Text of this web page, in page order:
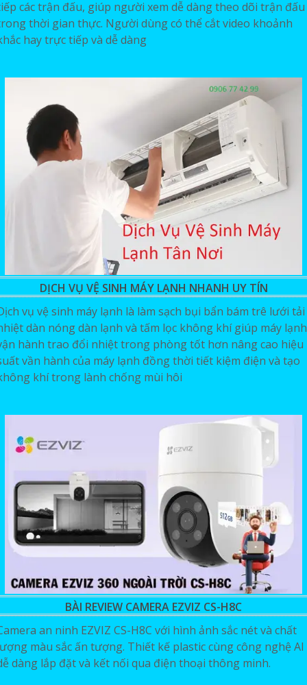
các trận đấu, giúp người xem dễ dàng theo dõi trận đấu
thời gian thực. Người dùng có thể cắt video khoảnh
hay trực tiếp và dễ dàng
DỊCH VỤ VỆ SINH MÁY LẠNH NHANH UY TÍN
vụ vệ sinh máy lạnh là làm sạch bụi bẩn bám trê lưới tải
dàn nóng dàn lạnh và tấm lọc không khí giúp máy lạnh
hành trao đổi nhiệt trong phòng tốt hơn nâng cao hiệu
vần hành của máy lạnh đồng thời tiết kiệm điện và tạo
khí trong lành chống mùi hôi
BÀI REVIEW CAMERA EZVIZ CS-H8C
an ninh EZVIZ CS-H8C với hình ảnh sắc nét và chất
màu sắc ấn tượng. Thiết kế plastic cùng công nghệ AI
dàng lắp đặt và kết nối qua điện thoại thông minh.